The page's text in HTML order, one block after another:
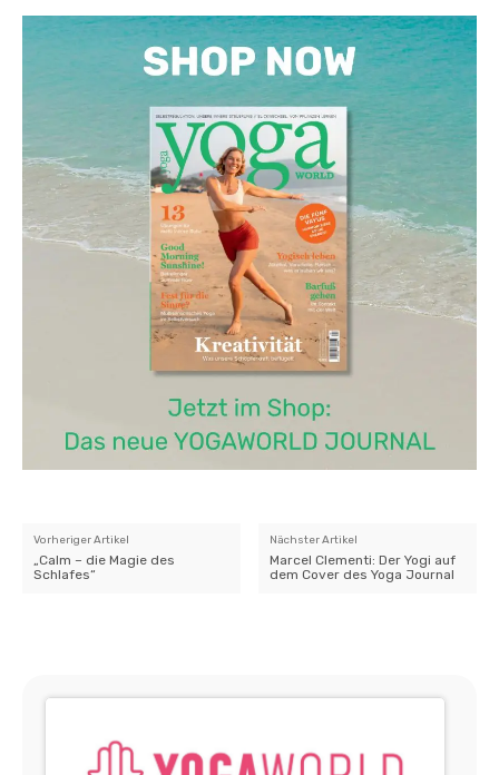
Vorheriger Artikel
„Calm – die Magie des
Schlafes“
Nächster Artikel
Marcel Clementi: Der Yogi auf
dem Cover des Yoga Journal